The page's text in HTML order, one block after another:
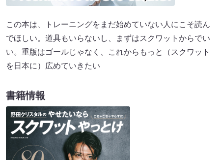
この本は、トレーニングをまだ始めていない人にこそ読ん
でほしい。道具もいらないし、まずはスクワットからでい
い。重版はゴールじゃなく、これからもっと（スクワット
を日本に）広めていきたい
書籍情報